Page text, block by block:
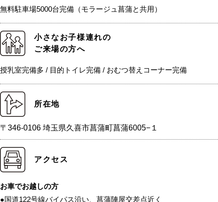
無料駐車場5000台完備（モラージュ菖蒲と共用）
小さなお子様連れの
ご来場の方へ
授乳室完備多 / 目的トイレ完備 / おむつ替えコーナー完備
所在地
〒346-0106 埼玉県久喜市菖蒲町菖蒲6005−１
アクセス
お車でお越しの方
●国道122号線バイパス沿い、菖蒲陣屋交差点近く